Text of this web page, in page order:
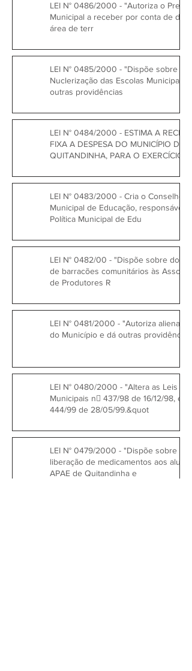
LEI N° 0486/2000 - "Autoriza o Prefeito
Municipal a receber por conta de
área de terr
LEI N° 0485/2000 - "Dispõe sobre a
Nuclerização das Escolas Municipais e
outras providências
LEI N° 0484/2000 - ESTIMA A RECEITA E
FIXA A DESPESA DO MUNICÍPIO DE
QUITANDINHA, PARA O EXERCÍCIO
LEI N° 0483/2000 - Cria o Conselho
Municipal de Educação, responsável
Política Municipal de Edu
LEI N° 0482/00 - "Dispõe sobre
de barracões comunitários às
de Produtores R
LEI N° 0481/2000 - "Autoriza alienar
do Município e dá outras providências."
LEI N° 0480/2000 - "Altera as Leis
Municipais n 437/98 de 16/12/98, e
444/99 de 28/05/99.&quot
LEI N° 0479/2000 - "Dispõe sobre
liberação de medicamentos aos alunos
APAE de Quitandinha e